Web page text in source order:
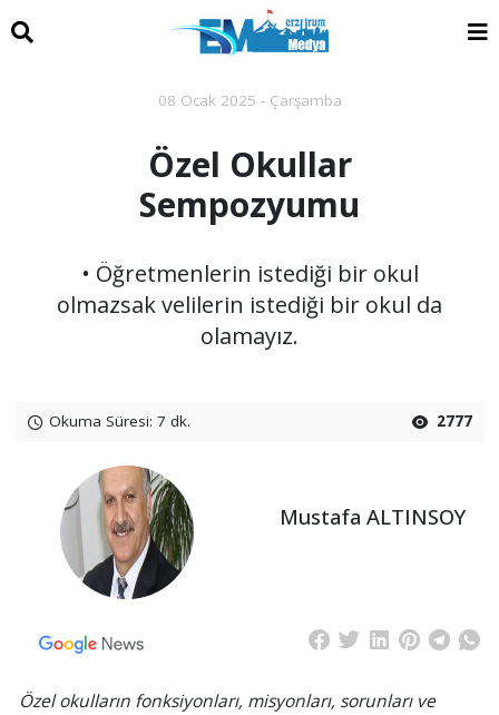
08 Ocak 2025 - Çarşamba
Özel Okullar
Sempozyumu
• Öğretmenlerin istediği bir okul
olmazsak velilerin istediği bir okul da
olamayız.
Okuma Süresi: 7 dk. 2777
Mustafa ALTINSOY
Özel okulların fonksiyonları, misyonları, sorunları ve